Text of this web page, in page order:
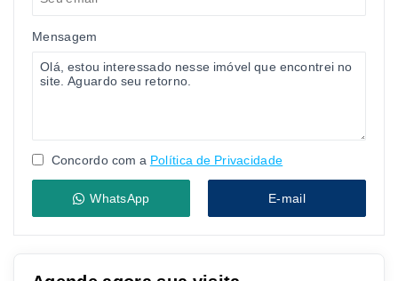
Mensagem
Concordo com a Política de Privacidade
WhatsApp E-mail